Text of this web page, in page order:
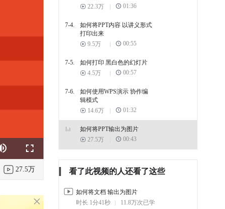
Fullscreen
27.5万
22.3万
01:36
7-4.
如何将PPT内容 以讲义形式
打印出来
9.5万
00:55
7-5.
如何打印 黑白色的幻灯片
4.5万
00:57
7-6.
如何使用WPS演示 协作编
辑模式
14.6万
01:32
如何将PPT输出为图片
27.5万
00:43
看了此视频的人还看了这些
如何将文档 输出为图片
时长 1分41秒
11.8万次已学